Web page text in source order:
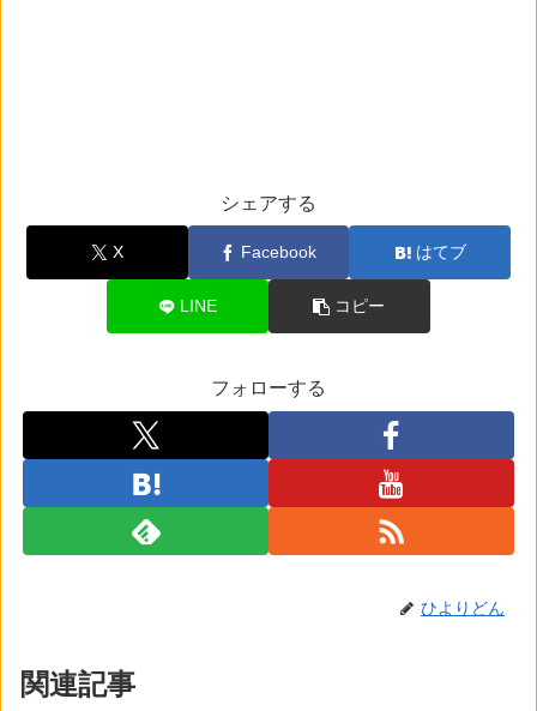
シェアする
X Facebook はてブ
LINE コピー
フォローする
ひよりどん
関連記事